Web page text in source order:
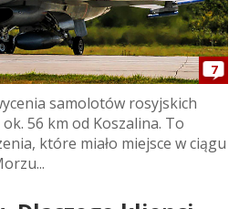
7
samolotów rosyjskich
56 km od Koszalina. To
które miało miejsce w ciągu